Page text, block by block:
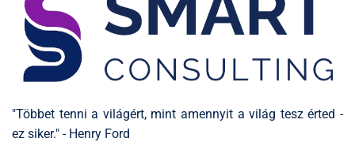
"Többet tenni a világért, mint amennyit a világ tesz érted -
ez siker." - Henry Ford